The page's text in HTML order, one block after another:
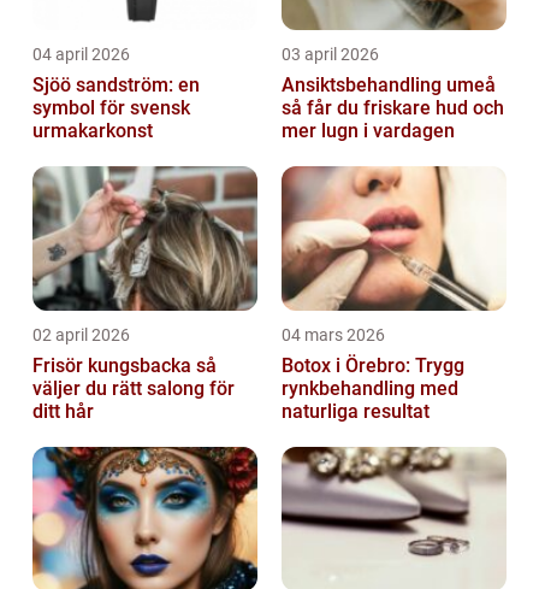
04 april 2026
Sjöö sandström: en
symbol för svensk
urmakarkonst
03 april 2026
Ansiktsbehandling umeå
så får du friskare hud och
mer lugn i vardagen
02 april 2026
Frisör kungsbacka så
väljer du rätt salong för
ditt hår
04 mars 2026
Botox i Örebro: Trygg
rynkbehandling med
naturliga resultat